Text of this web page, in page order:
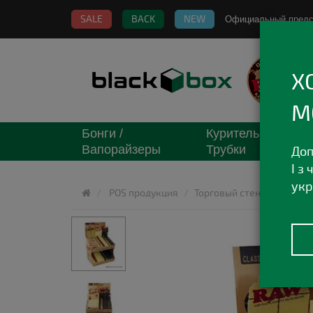
SALE BACK NEW Официальный
Бонги /
Вапорайзеры
Курительные
Трубки
POS продукция Торговый стенд RAW
І з